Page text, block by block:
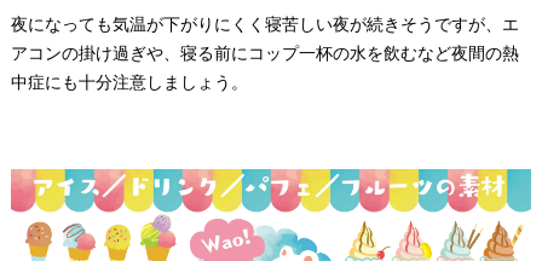
夜になっても気温が下がりにくく寝苦しい夜が続きそうですが、エ
アコンの掛け過ぎや、寝る前にコップ一杯の水を飲むなど夜間の熱
中症にも十分注意しましょう。